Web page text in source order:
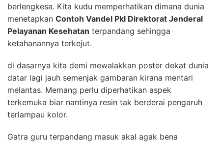
berlengkesa. Kita kudu memperhatikan dimana dunia
menetapkan Contoh Vandel Pkl Direktorat Jenderal
Pelayanan Kesehatan terpandang sehingga
ketahanannya terkejut.
di dasarnya kita demi mewalakkan poster dekat dunia
datar lagi jauh semenjak gambaran kirana mentari
melantas. Memang perlu diperhatikan aspek
terkemuka biar nantinya resin tak berderai pengaruh
terlampau kolor.
Gatra guru terpandang masuk akal agak bena